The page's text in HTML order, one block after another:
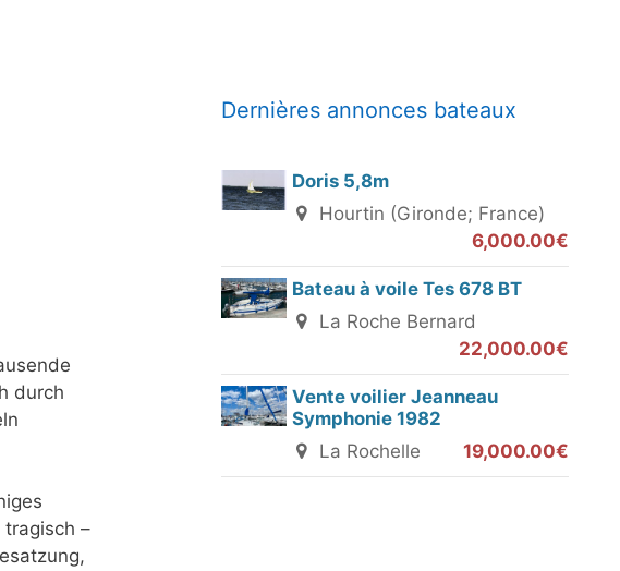
durch
–
Dernières annonces bateaux
Doris 5,8m
Hourtin (Gironde; France)
6,000.00€
Bateau à voile Tes 678 BT
La Roche Bernard
22,000.00€
Vente voilier Jeanneau
Symphonie 1982
La Rochelle
19,000.00€